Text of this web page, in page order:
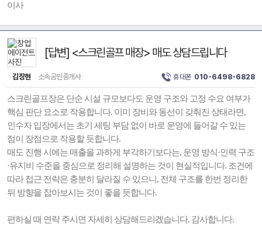
이사
[답변] <스크린골프 매장> 매도 상담드립니다
김장현 소속공인중개사 휴대폰 010-6498-6828
스크린골프장은 단순 시설 규모보다도 운영 구조와 고정 수요 여부가
핵심 판단 요소로 작용합니다. 이미 장비와 동선이 갖춰진 상태라면,
인수자 입장에서는 초기 세팅 부담 없이 바로 운영에 들어갈 수 있는
점이 장점으로 작용할 듯합니다.
매도 진행 시에는 매출을 과하게 부각하기보다는, 운영 방식·인력 구조
·유지비 수준을 중심으로 정리해 설명하는 것이 현실적입니다. 조건에
따라 접근 전략은 충분히 달라질 수 있으니, 전체 구조를 한번 정리한
뒤 방향을 잡아보시는 것이 좋을 듯합니다.
편하실 때 연락 주시면 자세히 상담해드리겠습니다. 감사합니다.